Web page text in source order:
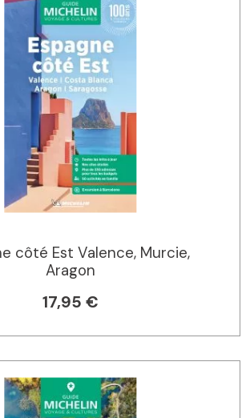
côté Est Valence, Murcie,
Aragon
17,95 €